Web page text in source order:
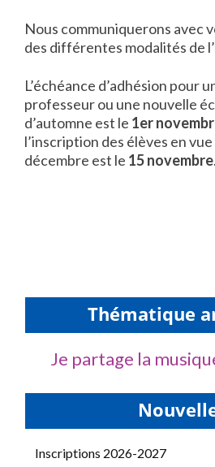
Nous communiquerons avec
des différentes modalités de
L’échéance d’adhésion pour
professeur ou une nouvelle
d’automne est le 1er
l’inscription des élèves en
décembre est le 15 novembre.
Thématique
Je partage la
Inscriptions 2026-2027